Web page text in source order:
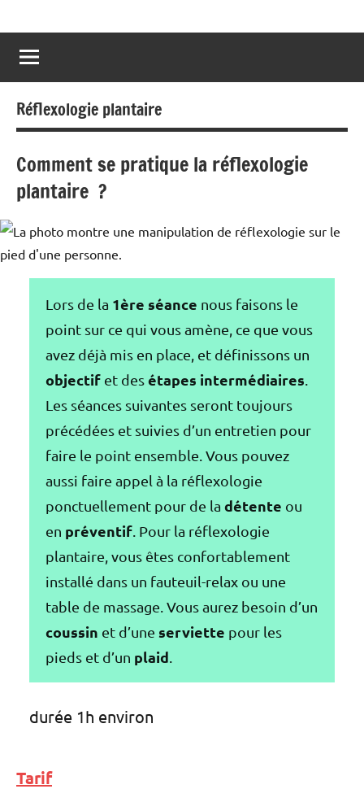
to
content
La
voie
du
mieux
être
domicile
Réflexologie plantaire
Comment se pratique la réflexologie
plantaire ?
Lors de la 1ère séance nous faisons le
point sur ce qui vous amène, ce que vous
avez déjà mis en place, et définissons un
objectif et desétapes intermédiaires
Les séances suivantes seront toujours
précédées et suivies d’un entretien pour
faire le point ensemble. Vous pouvez
aussi faire appel à la réflexologie
ponctuellement pour de la détente ou
en préventif. Pour la réflexologie
plantaire, vous êtes confortablement
installé dans un fauteuil-relax ou une
table de massage. Vous aurez besoin d’un
coussin et d’une serviette pour les
pieds et d’un plaid
durée 1h environ
Tarif